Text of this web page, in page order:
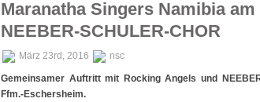
Maranatha Singers Namibia am
NEEBER-SCHULER-CHOR
März 23rd, 2016 nsc
Gemeinsamer Auftritt mit Rocking Angels und
Ffm.-Eschersheim.